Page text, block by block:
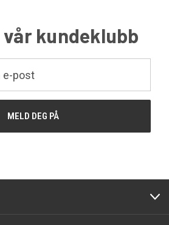
vår kundeklubb